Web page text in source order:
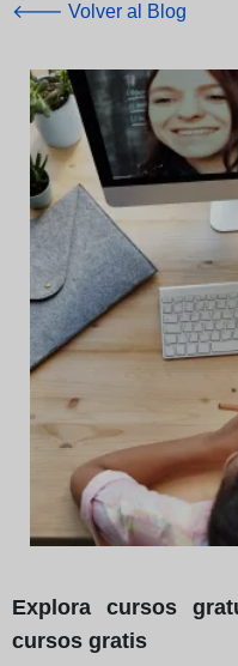
🡐 Volver al Blog
Explora cursos
cursos gratis